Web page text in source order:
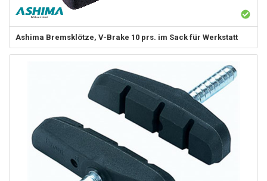
Ashima Bremsklötze, V-Brake 10 prs. im Sack für Werkstatt